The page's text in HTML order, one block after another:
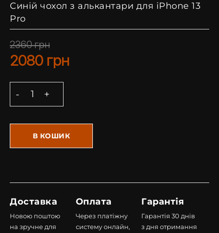
Синій чохол з алькантари для iPhone 13
Pro
2360грн
2080 грн
В КОШИК
Доставка
Новою поштою
на зручне для
Оплата
Через платіжну
систему онлайн,
Гарантія
Гарантія 30 днів
з дня отримання